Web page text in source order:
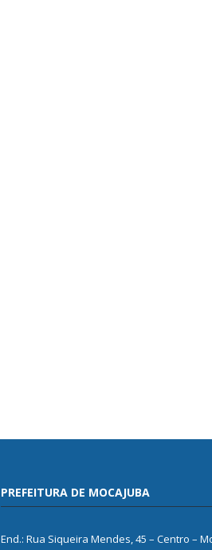
PREFEITURA DE MOCAJUBA
End.: Rua Siqueira Mendes, 45 – Centro –